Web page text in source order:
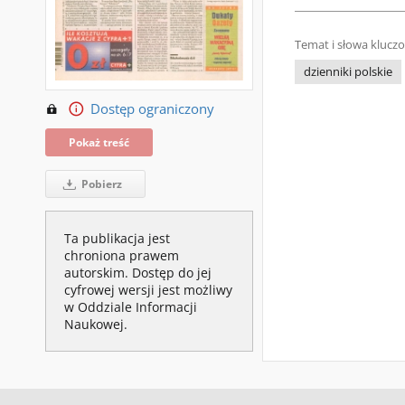
Dostęp ograniczony
Pokaż treść
Pobierz
Ta publikacja jest
chroniona prawem
autorskim. Dostęp do jej
cyfrowej wersji jest możliwy
w Oddziale Informacji
Naukowej.
Temat i słowa
dzienniki polskie